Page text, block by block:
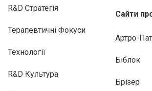
R&D Стратегія
Терапевтичні Фокуси
Технології
R&D Культура
Сайти
Артро-
Біблок
Брізер